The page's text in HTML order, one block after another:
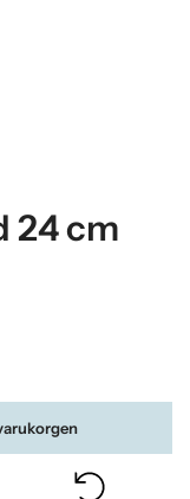
24 cm